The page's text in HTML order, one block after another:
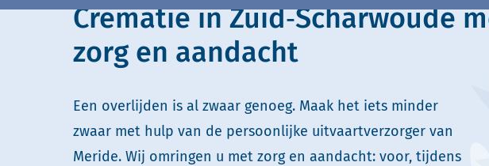
Crematie in Zuid‑Scharwoude
zorg en aandacht
Een overlijden is al zwaar genoeg. Maak het iets minder
zwaar met hulp van de persoonlijke uitvaartverzorger van
Meride. Wij omringen u met zorg en aandacht: voor, tijdens